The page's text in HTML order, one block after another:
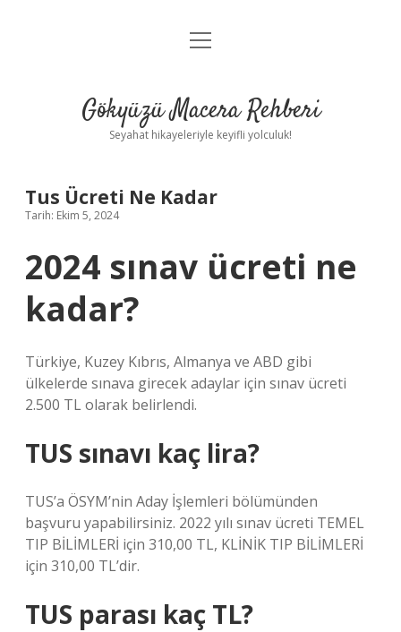
Anasayfa
Yasal Uyarı
menüyü
Gökyüzü Macera Rehberi
Seyahat hikayeleriyle keyifli yolculuk!
Tus Ücreti Ne Kadar
Tarih: Ekim 5, 2024
2024 sınav ücreti ne
kadar?
Türkiye, Kuzey Kıbrıs, Almanya ve ABD gibi
ülkelerde sınava girecek adaylar için sınav ücreti
2.500 TL olarak belirlendi.
TUS sınavı kaç lira?
TUS’a ÖSYM’nin Aday İşlemleri bölümünden
başvuru yapabilirsiniz. 2022 yılı sınav ücreti TEMEL
TIP BİLİMLERİ için 310,00 TL, KLİNİK TIP BİLİMLERİ
için 310,00 TL’dir.
TUS parası kaç TL?